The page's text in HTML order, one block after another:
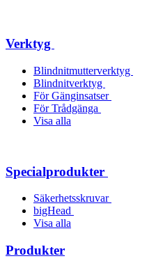
Verktyg
Blindnitmutterverktyg
Blindnitverktyg
För Gänginsatser
För Trådgänga
Visa alla
Specialprodukter
Säkerhetsskruvar
bigHead
Visa alla
Produkter